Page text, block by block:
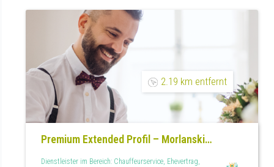
2.19 km entfernt
Premium Extended Profil – Morlanski
Hochzeiten
Dienstleister im Bereich: Chauffeurservice, Ehevertrag,